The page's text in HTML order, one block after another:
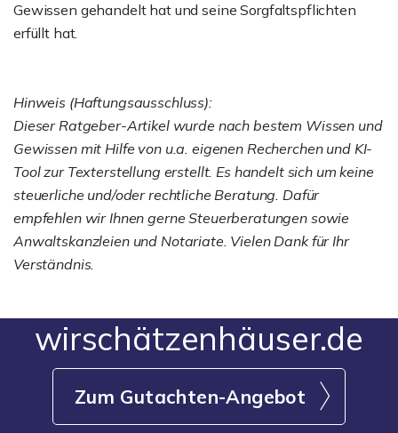
Gewissen gehandelt hat und seine Sorgfaltspflichten
erfüllt hat.
Hinweis (Haftungsausschluss):
Dieser Ratgeber-Artikel wurde nach bestem Wissen und
Gewissen mit Hilfe von u.a. eigenen Recherchen und KI-
Tool zur Texterstellung erstellt. Es handelt sich um keine
steuerliche und/oder rechtliche Beratung. Dafür
empfehlen wir Ihnen gerne Steuerberatungen sowie
Anwaltskanzleien und Notariate. Vielen Dank für Ihr
Verständnis.
wirschätzenhäuser.de
Zum Gutachten-Angebot